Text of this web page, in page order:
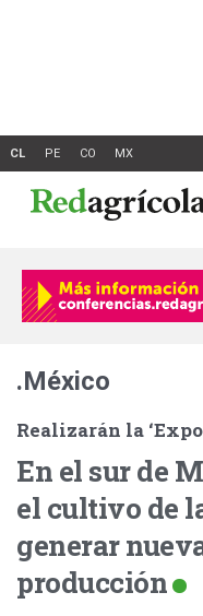
.México
Realizarán la
En el sur de
el cultivo de
generar
producción